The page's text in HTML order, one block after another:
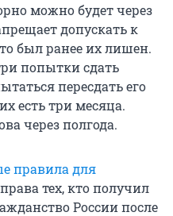
можно будет через
допускать к
был ранее их лишен.
попытки сдать
пересдать его
есть три месяца.
через полгода.
правила для
тех, кто получил
России после